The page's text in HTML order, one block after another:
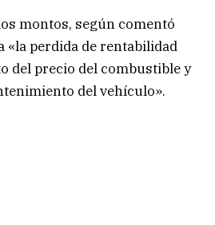
montos, según comentó
«la perdida de rentabilidad
del precio del combustible y
del vehículo».